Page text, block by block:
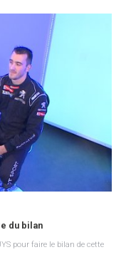
du bilan
pour faire le bilan de cette